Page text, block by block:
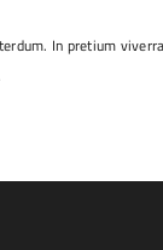
In pretium